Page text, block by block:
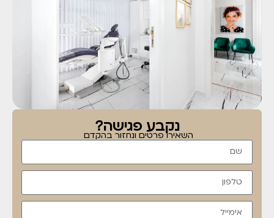
נקבע פגישה?
השאירו פרטים ונחזור בהקדם